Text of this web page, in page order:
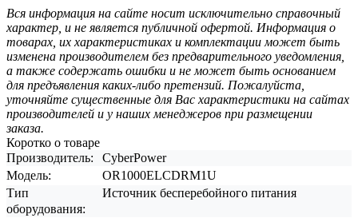
Вся информация на сайте носит исключительно справочный
характер, и не является публичной офертой. Информация о
товарах, их характеристиках и комплектации может быть
изменена производителем без предварительного уведомления,
а также содержать ошибки и не может быть основанием
для предъявления каких-либо претензий. Пожалуйста,
уточняйте существенные для Вас характеристики на сайтах
производителей и у наших менеджеров при размещении
заказа.
Коротко о товаре
Производитель:
CyberPower
Модель:
OR1000ELCDRM1U
Тип
оборудования:
Источник бесперебойного питания